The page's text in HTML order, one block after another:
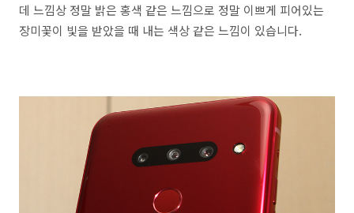
데 느낌상 정말 밝은 홍색 같은 느낌으로 정말 이쁘게 피어있는
장미꽃이 빛을 받았을 때 내는 색상 같은 느낌이 있습니다.